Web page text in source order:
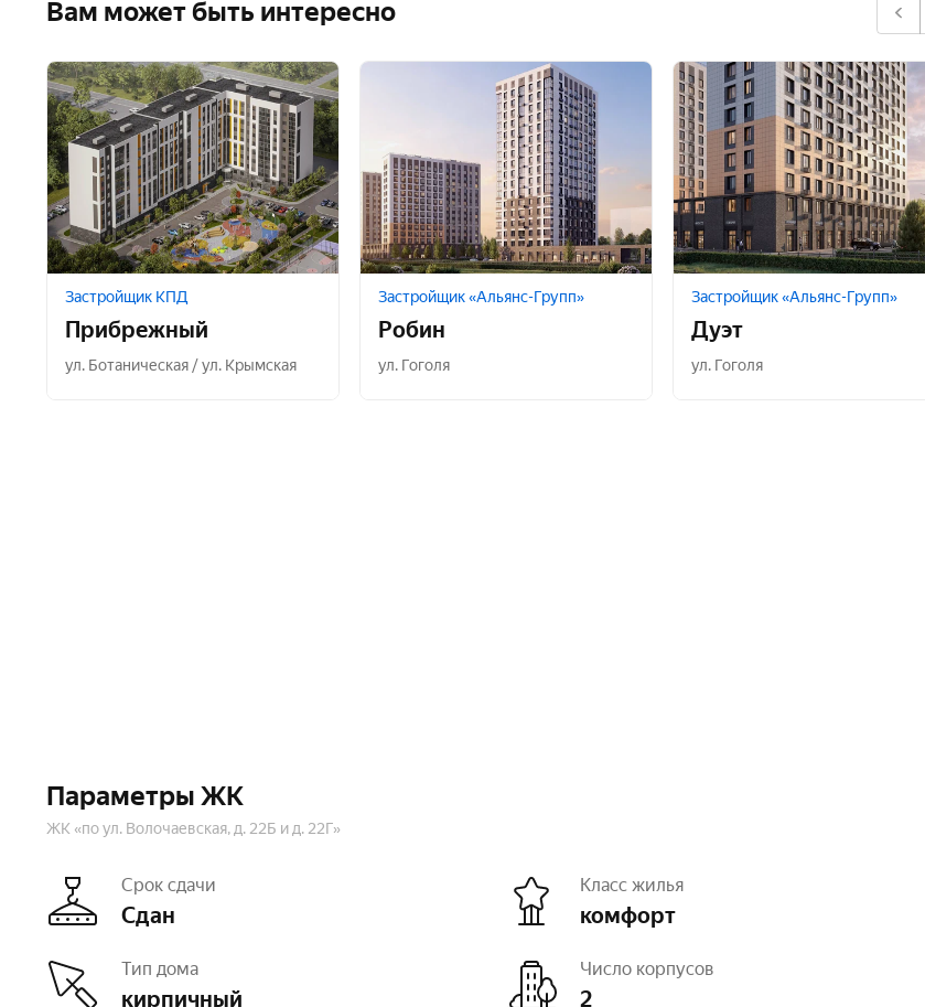
Вам может быть интересно
Застройщик КПД
Прибрежный
ул. Ботаническая / ул. Крымская
Застройщик «Альянс-Групп»
Робин
ул. Гоголя
Застройщик «Альянс-Групп»
Дуэт
ул. Гоголя
Параметры ЖК
ЖК «по ул. Волочаевская, д. 22Б и д. 22Г»
Срок сдачи
Сдан
Класс жилья
комфорт
Тип дома
кирпичный
Число корпусов
2